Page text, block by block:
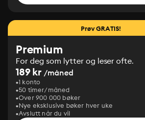
Prøv GRATIS!
Premium
For deg som lytter og leser ofte.
189 kr /måned
1 konto
50 timer/måned
Over 900 000 bøker
Nye eksklusive bøker hver uke
Avslutt når du vil